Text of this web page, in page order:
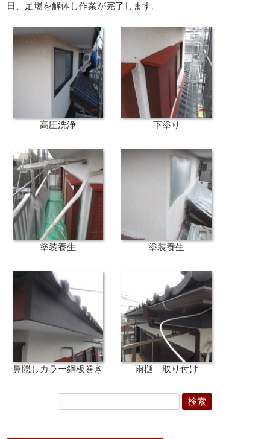
日、足場を解体し作業が完了します。
高圧洗浄 下塗り
塗装養生 塗装養生
鼻隠しカラー鋼板巻き 雨樋 取り付け